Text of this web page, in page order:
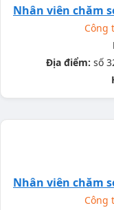
Nhân viên chăm
Công
Địa điểm: số
Nhân viên chăm
Công